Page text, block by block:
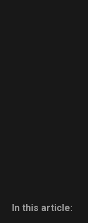
In this article: